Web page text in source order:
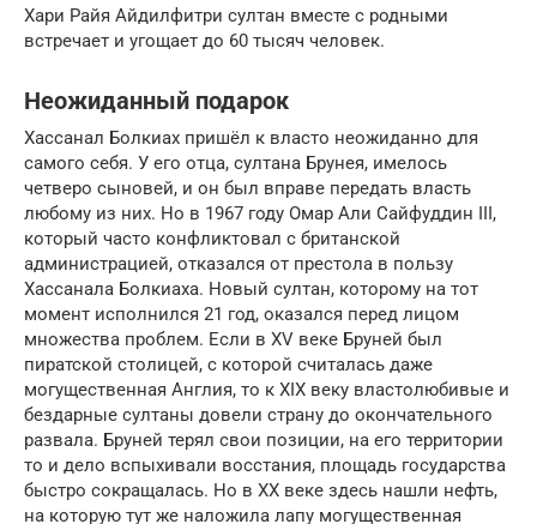
Хари Райя Айдилфитри султан вместе с родными
встречает и угощает до 60 тысяч человек.
Неожиданный подарок
Хассанал Болкиах пришёл к власто неожиданно для
самого себя. У его отца, султана Брунея, имелось
четверо сыновей, и он был вправе передать власть
любому из них. Но в 1967 году Омар Али Сайфуддин III,
который часто конфликтовал с британской
администрацией, отказался от престола в пользу
Хассанала Болкиаха. Новый султан, которому на тот
момент исполнился 21 год, оказался перед лицом
множества проблем. Если в XV веке Бруней был
пиратской столицей, с которой считалась даже
могущественная Англия, то к XIX веку властолюбивые и
бездарные султаны довели страну до окончательного
развала. Бруней терял свои позиции, на его территории
то и дело вспыхивали восстания, площадь государства
быстро сокращалась. Но в XX веке здесь нашли нефть,
на которую тут же наложила лапу могущественная